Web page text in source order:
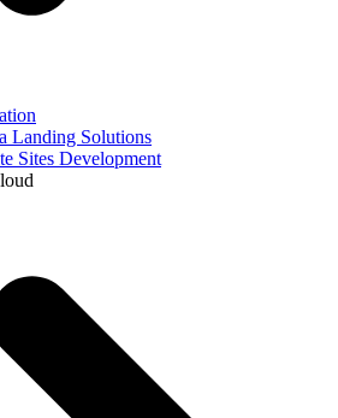
Landing Solutions
Sites Development